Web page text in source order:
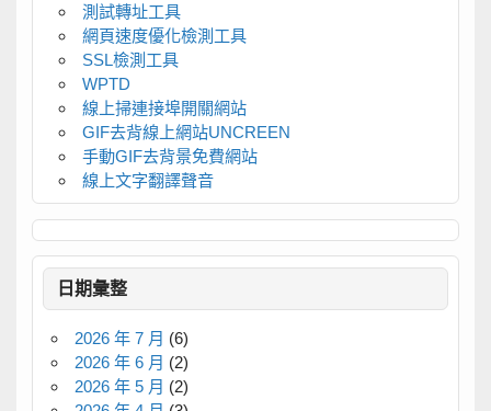
測試轉址工具
網頁速度優化檢測工具
SSL檢測工具
WPTD
線上掃連接埠開關網站
GIF去背線上網站UNCREEN
手動GIF去背景免費網站
線上文字翻譯聲音
日期彙整
2026 年 7 月 (6)
2026 年 6 月 (2)
2026 年 5 月 (2)